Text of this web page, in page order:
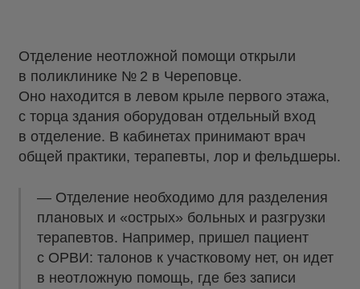
Отделение неотложной помощи открыли
в поликлинике № 2 в Череповце.
Оно находится в левом крыле первого этажа,
с торца здания оборудован отдельный вход
в отделение. В кабинетах принимают врач
общей практики, терапевты, лор и фельдшеры.
— Отделение необходимо для разделения
плановых и «острых» больных и разгрузки
терапевтов. Например, пришел пациент
с ОРВИ: талонов к участковому нет, он идет
в неотложную помощь, где без записи